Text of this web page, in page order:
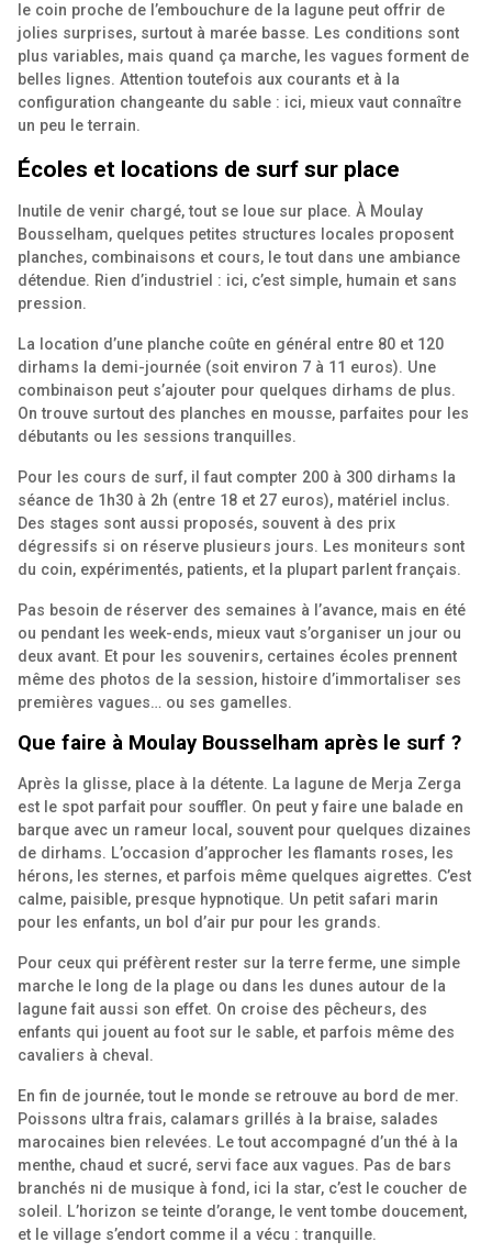
le coin proche de l’embouchure de la lagune peut offrir de
jolies surprises, surtout à marée basse. Les conditions sont
plus variables, mais quand ça marche, les vagues forment de
belles lignes. Attention toutefois aux courants et à la
configuration changeante du sable : ici, mieux vaut connaître
un peu le terrain.
Écoles et locations de surf sur place
Inutile de venir chargé, tout se loue sur place. À Moulay
Bousselham, quelques petites structures locales proposent
planches, combinaisons et cours, le tout dans une ambiance
détendue. Rien d’industriel : ici, c’est simple, humain et sans
pression.
La location d’une planche coûte en général entre 80 et 120
dirhams la demi-journée (soit environ 7 à 11 euros). Une
combinaison peut s’ajouter pour quelques dirhams de plus.
On trouve surtout des planches en mousse, parfaites pour les
débutants ou les sessions tranquilles.
Pour les cours de surf, il faut compter 200 à 300 dirhams la
séance de 1h30 à 2h (entre 18 et 27 euros), matériel inclus.
Des stages sont aussi proposés, souvent à des prix
dégressifs si on réserve plusieurs jours. Les moniteurs sont
du coin, expérimentés, patients, et la plupart parlent français.
Pas besoin de réserver des semaines à l’avance, mais en été
ou pendant les week-ends, mieux vaut s’organiser un jour ou
deux avant. Et pour les souvenirs, certaines écoles prennent
même des photos de la session, histoire d’immortaliser ses
premières vagues… ou ses gamelles.
Que faire à Moulay Bousselham après le surf ?
Après la glisse, place à la détente. La lagune de Merja Zerga
est le spot parfait pour souffler. On peut y faire une balade en
barque avec un rameur local, souvent pour quelques dizaines
de dirhams. L’occasion d’approcher les flamants roses, les
hérons, les sternes, et parfois même quelques aigrettes. C’est
calme, paisible, presque hypnotique. Un petit safari marin
pour les enfants, un bol d’air pur pour les grands.
Pour ceux qui préfèrent rester sur la terre ferme, une simple
marche le long de la plage ou dans les dunes autour de la
lagune fait aussi son effet. On croise des pêcheurs, des
enfants qui jouent au foot sur le sable, et parfois même des
cavaliers à cheval.
En fin de journée, tout le monde se retrouve au bord de mer.
Poissons ultra frais, calamars grillés à la braise, salades
marocaines bien relevées. Le tout accompagné d’un thé à la
menthe, chaud et sucré, servi face aux vagues. Pas de bars
branchés ni de musique à fond, ici la star, c’est le coucher de
soleil. L’horizon se teinte d’orange, le vent tombe doucement,
et le village s’endort comme il a vécu : tranquille.